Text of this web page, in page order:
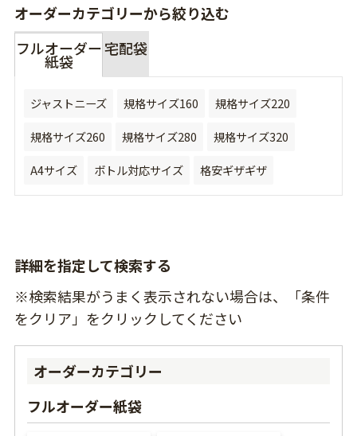
オーダーカテゴリーから絞り込む
フルオーダー
紙袋
宅配袋
ジャストニーズ 規格サイズ160
規格サイズ220
規格サイズ260
規格サイズ280
規格サイズ320
A4サイズ
ボトル対応サイズ 格安ギザギザ
詳細を指定して検索する
※検索結果がうまく表示されない場合は、「条件
をクリア」をクリックしてください
オーダーカテゴリー
フルオーダー紙袋